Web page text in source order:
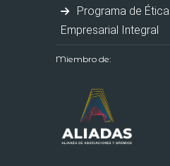
Programa de
Empresarial Integral
Miembro de: